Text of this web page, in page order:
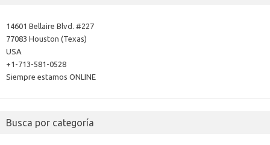
14601 Bellaire Blvd. #227
77083 Houston (Texas)
USA
+1-713-581-0528
Siempre estamos ONLINE
Busca por categoría